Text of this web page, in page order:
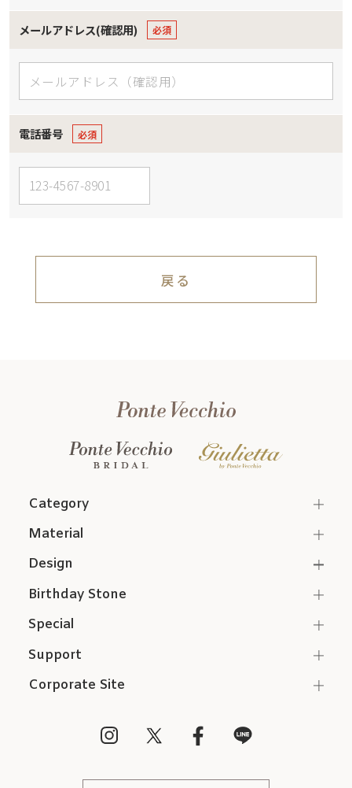
メールアドレス(確認用)
電話番号
戻る
Category
Support
Corporate Site
Material
Design
Birthday Stone
Special